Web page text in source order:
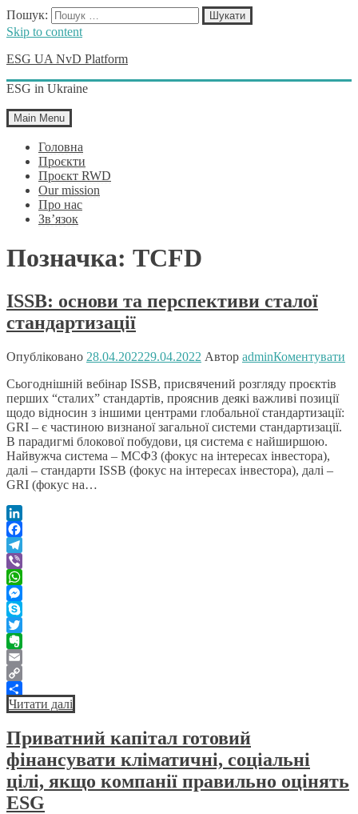
Пошук:
Skip to content
ESG UA NvD Platform
ESG in Ukraine
Main Menu
Головна
Проєкти
Проєкт RWD
Our mission
Про нас
Зв’язок
Позначка: TCFD
ISSB: основи та перспективи сталої
стандартизації
Опубліковано 28.04.202229.04.2022 Автор adminКоментувати
Сьогоднішній вебінар ISSB, присвячений розгляду проєктів
перших “сталих” стандартів, прояснив деякі важливі позиції
щодо відносин з іншими центрами глобальної стандартизації:
GRI – є частиною визнаної загальної системи стандартизації.
В парадигмі блокової побудови, ця система є найширшою.
Найвужча система – МСФЗ (фокус на інтересах інвестора),
далі – стандарти ISSB (фокус на інтересах інвестора), далі –
GRI (фокус на…
LinkedIn
Facebook
Telegram
Viber
WhatsApp
Messenger
Skype
Twitter
Evernote
Email
Copy
Link
Поділитися
Читати далі
Приватний капітал готовий
фінансувати кліматичні, соціальні
цілі, якщо компанії правильно оцінять
ESG